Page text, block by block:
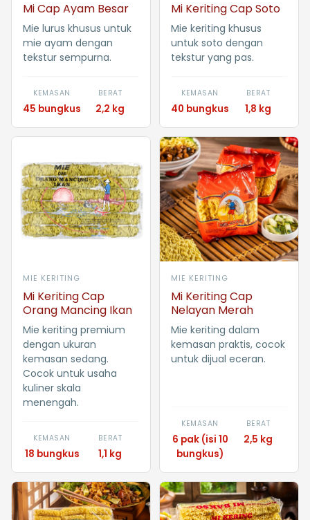
Mi Cap Ayam Besar
Mie lurus khusus untuk
mie ayam dengan
tekstur sempurna.
KEMASAN
45 bungkus
BERAT
2,2 kg
Mi Keriting Cap Soto
Mie keriting khusus
untuk soto dengan
tekstur yang pas.
KEMASAN
40 bungkus
BERAT
1,8 kg
MIE KERITING
Mi Keriting Cap
Orang Mancing Ikan
Mie keriting premium
dengan ukuran
kemasan sedang.
Cocok untuk usaha
kuliner skala
menengah.
KEMASAN
18 bungkus
BERAT
1,1 kg
MIE KERITING
Mi Keriting Cap
Nelayan Merah
Mie keriting dalam
kemasan praktis, cocok
untuk dijual eceran.
KEMASAN
6 pak (isi 10
bungkus)
BERAT
2,5 kg